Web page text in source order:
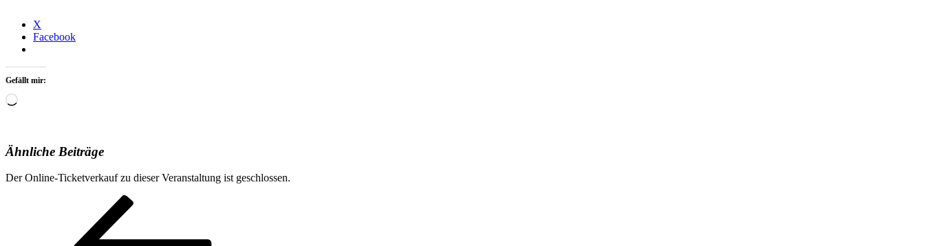
X
Facebook
Gefällt mir:
Wird
Ähnliche Beiträge
Der Online-Ticketverkauf zu dieser Veranstaltung ist geschlossen.
Beitragsnavigation